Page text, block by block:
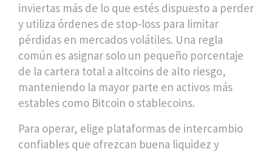
inviertas más de lo que estés dispuesto a perder
y utiliza órdenes de stop‑loss para limitar
pérdidas en mercados volátiles. Una regla
común es asignar solo un pequeño porcentaje
de la cartera total a altcoins de alto riesgo,
manteniendo la mayor parte en activos más
estables como Bitcoin o stablecoins.
Para operar, elige plataformas de intercambio
confiables que ofrezcan buena liquidez y